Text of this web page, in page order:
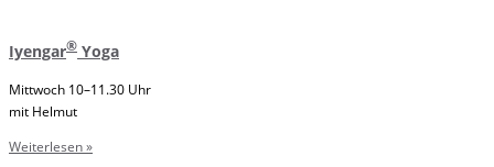
Iyengar® Yoga
Mittwoch 10–11.30 Uhr
mit Helmut
Weiterlesen »